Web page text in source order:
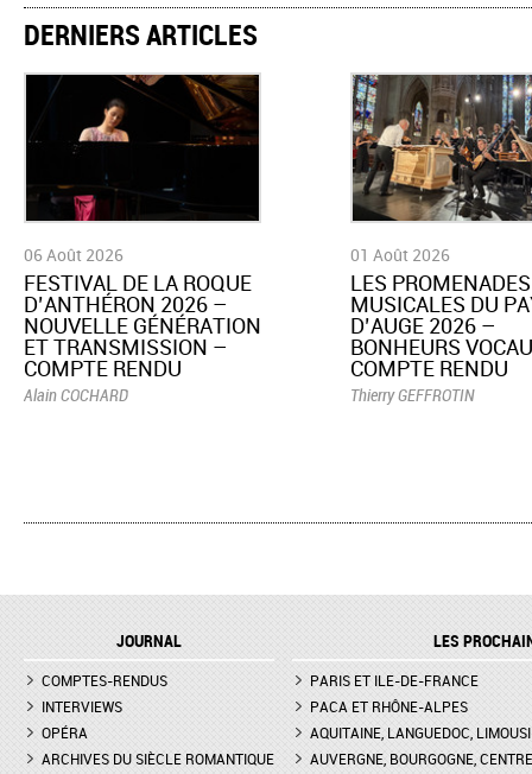
DERNIERS ARTICLES
06 Août 2026
​FESTIVAL DE LA ROQUE
D’ANTHÉRON 2026 –
NOUVELLE GÉNÉRATION
ET TRANSMISSION –
COMPTE RENDU
Alain COCHARD
01 Août 2026
LES PROMENADES
MUSICALES DU
D’AUGE 2026 –
BONHEURS
COMPTE RENDU
Thierry GEFFROTIN
JOURNAL
COMPTES-RENDUS
INTERVIEWS
OPÉRA
ARCHIVES DU SIÈCLE ROMANTIQUE
LES
PARIS ET ILE-DE-FRANCE
PACA ET RHÔNE-ALPES
AQUITAINE, LANGUEDOC,
AUVERGNE, BOURGOGNE, CENTRE